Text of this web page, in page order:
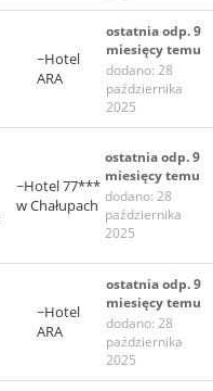
~Hotel
ARA
ostatnia odp. 9
miesięcy temu
dodano: 28
października
2025
~Hotel 77***
w Chałupach
ostatnia odp. 9
miesięcy temu
dodano: 28
października
2025
~Hotel
ARA
ostatnia odp. 9
miesięcy temu
dodano: 28
października
2025